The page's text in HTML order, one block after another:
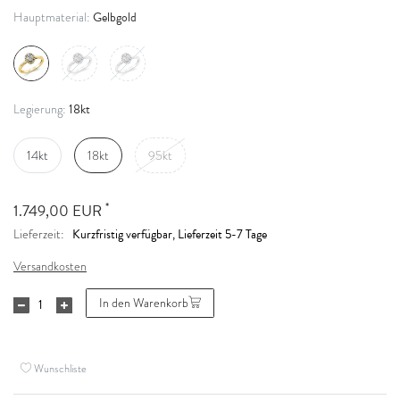
Hauptmaterial: Gelbgold
Legierung: 18kt
14kt 18kt 95kt
1.749,00 EUR *
Lieferzeit: Kurzfristig verfügbar, Lieferzeit 5-7 Tage
Versandkosten
In den Warenkorb
Wunschliste